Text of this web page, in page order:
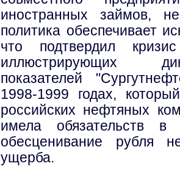
иностранных займов,
политика обеспечивает
что подтвердил
иллюстрирующих
показателей
1998-1999 годах,
российских нефтяных
имела обязательств в
обесценивание рубля
ущерба.